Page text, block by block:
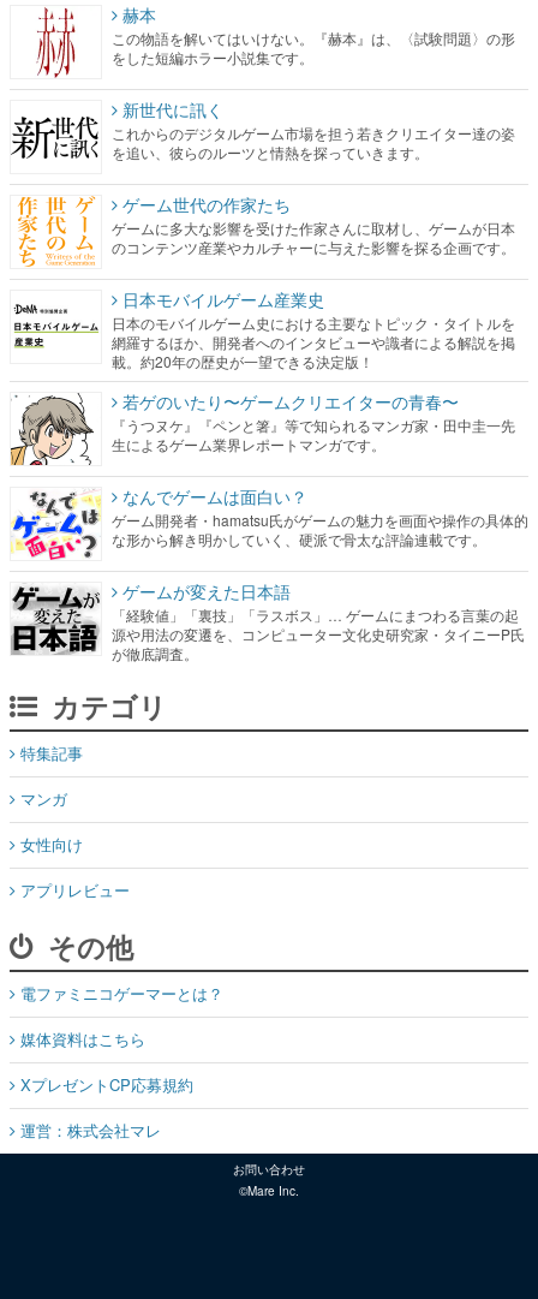
赫本
この物語を解いてはいけない。『赫本』は、〈試験問題〉の形
をした短編ホラー小説集です。
新世代に訊く
これからのデジタルゲーム市場を担う若きクリエイター達の姿
を追い、彼らのルーツと情熱を探っていきます。
ゲーム世代の作家たち
ゲームに多大な影響を受けた作家さんに取材し、ゲームが日本
のコンテンツ産業やカルチャーに与えた影響を探る企画です。
日本モバイルゲーム産業史
日本のモバイルゲーム史における主要なトピック・タイトルを
網羅するほか、開発者へのインタビューや識者による解説を掲
載。約20年の歴史が一望できる決定版！
若ゲのいたり〜ゲームクリエイターの青春〜
『うつヌケ』『ペンと箸』等で知られるマンガ家・田中圭一先
生によるゲーム業界レポートマンガです。
なんでゲームは面白い？
ゲーム開発者・hamatsu氏がゲームの魅力を画面や操作の具体的
な形から解き明かしていく、硬派で骨太な評論連載です。
ゲームが変えた日本語
「経験値」「裏技」「ラスボス」… ゲームにまつわる言葉の起
源や用法の変遷を、コンピューター文化史研究家・タイニーP氏
が徹底調査。
カテゴリ
特集記事
マンガ
女性向け
アプリレビュー
その他
電ファミニコゲーマーとは？
媒体資料はこちら
XプレゼントCP応募規約
運営：株式会社マレ
お問い合わせ
©Mare Inc.